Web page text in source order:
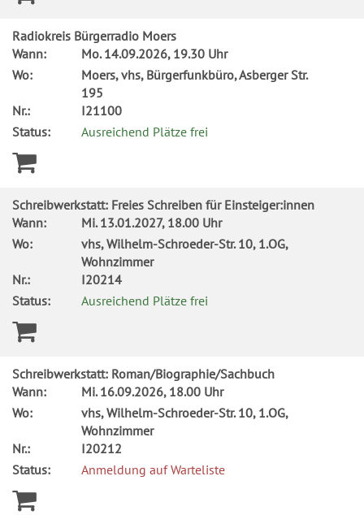
Radiokreis Bürgerradio Moers
Wann:
Mo.14.09.2026, 19.30 Uhr
Wo:
Moers, vhs, Bürgerfunkbüro, Asberger Str.
195
Nr.:
I21100
Status:
Ausreichend Plätze frei
Schreibwerkstatt: Freies Schreiben für Einsteiger:innen
Wann:
Mi.13.01.2027, 18.00 Uhr
Wo:
vhs, Wilhelm-Schroeder-Str. 10, 1.OG,
Wohnzimmer
Nr.:
I20214
Status:
Ausreichend Plätze frei
Schreibwerkstatt: Roman/Biographie/Sachbuch
Wann:
Mi.16.09.2026, 18.00 Uhr
Wo:
vhs, Wilhelm-Schroeder-Str. 10, 1.OG,
Wohnzimmer
Nr.:
I20212
Status:
Anmeldung auf Warteliste